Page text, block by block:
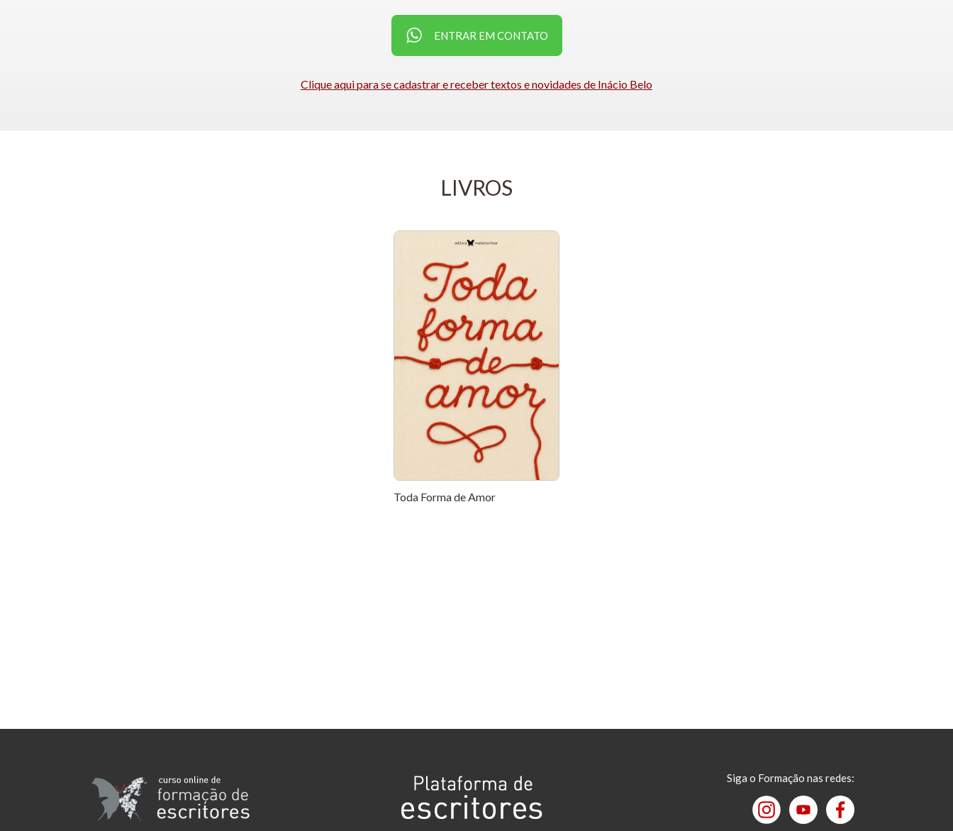
ENTRAR EM CONTATO
Clique aqui para se cadastrar e receber textos e novidades de Inácio Belo
LIVROS
Toda Forma de Amor
Siga o Formação nas redes: